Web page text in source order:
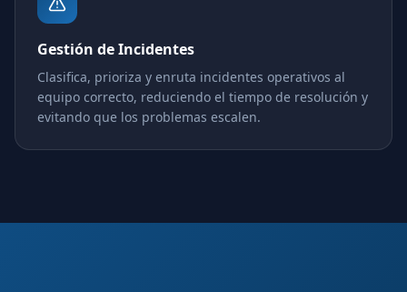
Gestión de Incidentes
Clasifica, prioriza y enruta incidentes operativos al
equipo correcto, reduciendo el tiempo de resolución y
evitando que los problemas escalen.